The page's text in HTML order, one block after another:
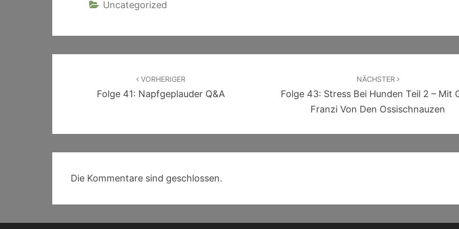
Uncategorized
VORHERIGER
Folge 41: Napfgeplauder Q&A
NÄCHSTER
Folge 43: Stress Bei Hunden Teil 2 – Mit
Franzi Von Den Ossischnauzen
Die Kommentare sind geschlossen.